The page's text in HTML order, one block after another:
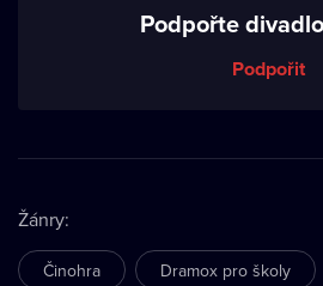
Podpořte
Podpořit
Žánry:
Činohra Dramox pro školy